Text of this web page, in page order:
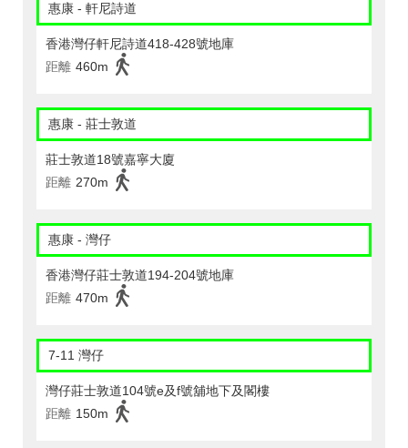
惠康 - 軒尼詩道
香港灣仔軒尼詩道418-428號地庫
距離 460m
惠康 - 莊士敦道
莊士敦道18號嘉寧大廈
距離 270m
惠康 - 灣仔
香港灣仔莊士敦道194-204號地庫
距離 470m
7-11 灣仔
灣仔莊士敦道104號e及f號舖地下及閣樓
距離 150m